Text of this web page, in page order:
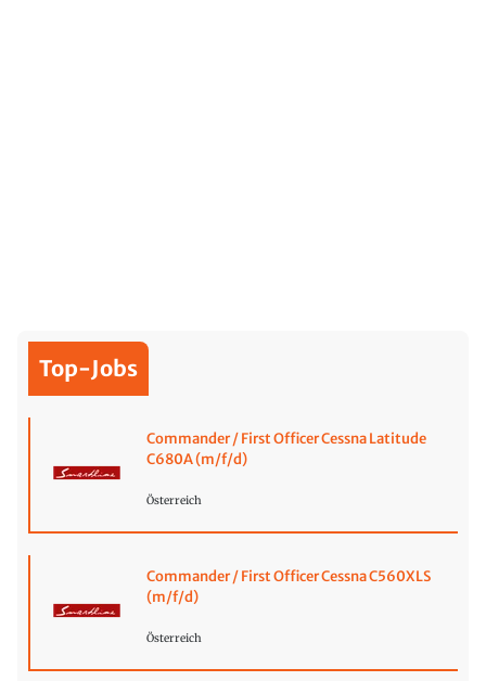
Top-Jobs
Commander / First Officer Cessna Latitude
C680A (m/f/d)
Österreich
Commander / First Officer Cessna C560XLS
(m/f/d)
Österreich